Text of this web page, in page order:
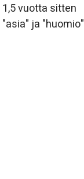
vuotta sitten
ja "huomio"